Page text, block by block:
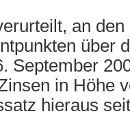
an
über
September
in Höhe
hieraus